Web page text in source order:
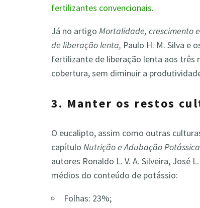
fertilizantes convencionais.
Já no artigo Mortalidade, crescimento
de liberação lenta, Paulo H. M. Silva e
fertilizante de liberação lenta aos três
cobertura, sem diminuir a
3. Manter os restos
O eucalipto, assim como outras
capítulo Nutrição e Adubação
autores Ronaldo L. V. A. Silveira, José
médios do conteúdo de potássio:
Folhas: 23%;